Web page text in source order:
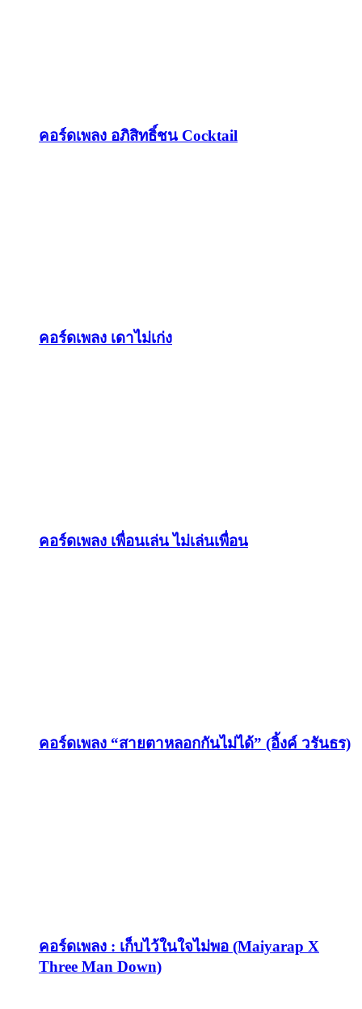
คอร์ดเพลง อภิสิทธิ์ชน Cocktail
คอร์ดเพลง เดาไม่เก่ง
คอร์ดเพลง เพื่อนเล่น ไม่เล่นเพื่อน
คอร์ดเพลง “สายตาหลอกกันไม่ได้” (อิ้งค์ วรันธร)
คอร์ดเพลง : เก็บไว้ในใจไม่พอ (Maiyarap X
Three Man Down)